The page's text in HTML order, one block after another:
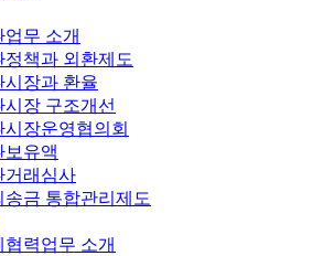
업무 소개
정책과 외환제도
시장과 환율
시장 구조개선
시장운영협의회
보유액
거래심사
송금 통합관리제도
협력업무 소개